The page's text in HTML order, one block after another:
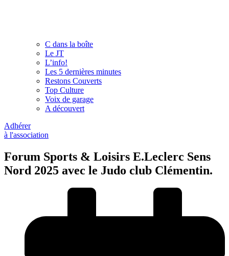
C dans la boîte
Le JT
L’info!
Les 5 dernières minutes
Restons Couverts
Top Culture
Voix de garage
A découvert
Adhérer
à l'association
Forum Sports & Loisirs E.Leclerc Sens
Nord 2025 avec le Judo club Clémentin.